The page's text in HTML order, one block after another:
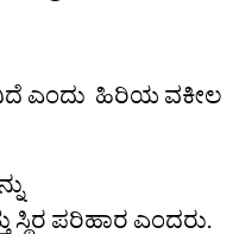
ಎಂದು ಹಿರಿಯ ವಕೀಲ
ಸ್ಥಿರ ಪರಿಹಾರ ಎಂದರು.